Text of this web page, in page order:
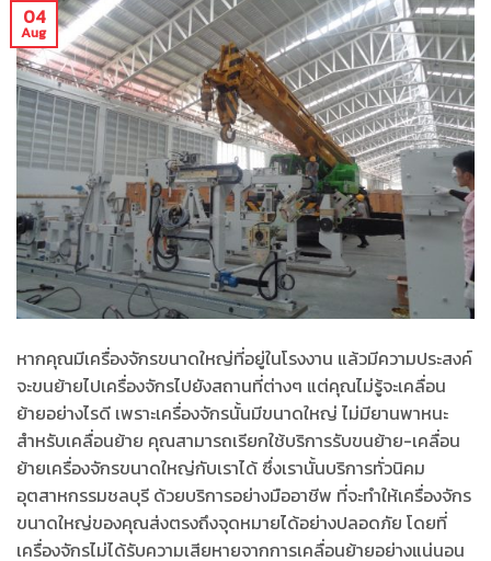
04
Aug
หากคุณมีเครื่องจักรขนาดใหญ่ที่อยู่ในโรงงาน แล้วมีความประสงค์
จะขนย้ายไปเครื่องจักรไปยังสถานที่ต่างๆ แต่คุณไม่รู้จะเคลื่อน
ย้ายอย่างไรดี เพราะเครื่องจักรนั้นมีขนาดใหญ่ ไม่มียานพาหนะ
สำหรับเคลื่อนย้าย คุณสามารถเรียกใช้บริการรับขนย้าย-เคลื่อน
ย้ายเครื่องจักรขนาดใหญ่กับเราได้ ซึ่งเรานั้นบริการทั่วนิคม
อุตสาหกรรมชลบุรี ด้วยบริการอย่างมืออาชีพ ที่จะทำให้เครื่องจักร
ขนาดใหญ่ของคุณส่งตรงถึงจุดหมายได้อย่างปลอดภัย โดยที่
เครื่องจักรไม่ได้รับความเสียหายจากการเคลื่อนย้ายอย่างแน่นอน